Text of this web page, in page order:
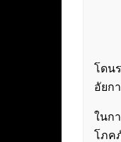
โดน
อัยก
ในก
โภค